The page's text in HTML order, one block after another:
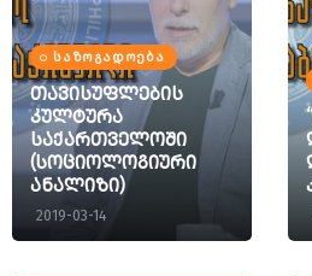
ᲡᲐᲖᲝᲒᲐᲓᲝᲔᲑᲐ
თავისუფლების
კულტურა
საქართველოში
(სოციოლოგიური
ანალიზი)
2019-03-14